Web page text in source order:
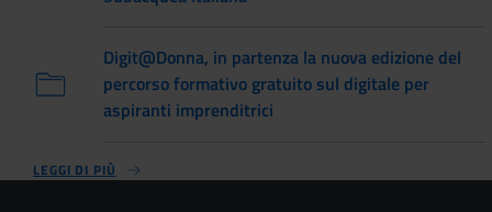
Digit@Donna, in partenza la nuova edizione del
percorso formativo gratuito sul digitale per
aspiranti imprenditrici
LEGGI DI PIÙ